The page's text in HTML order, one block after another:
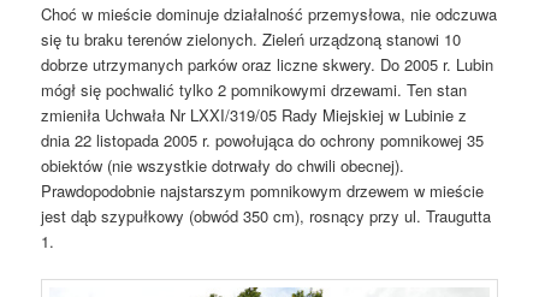
Choć w mieście dominuje działalność przemysłowa, nie odczuwa
się tu braku terenów zielonych. Zieleń urządzoną stanowi 10
dobrze utrzymanych parków oraz liczne skwery. Do 2005 r. Lubin
mógł się pochwalić tylko 2 pomnikowymi drzewami. Ten stan
zmieniła Uchwała Nr LXXI/319/05 Rady Miejskiej w Lubinie z
dnia 22 listopada 2005 r. powołująca do ochrony pomnikowej 35
obiektów (nie wszystkie dotrwały do chwili obecnej).
Prawdopodobnie najstarszym pomnikowym drzewem w mieście
jest dąb szypułkowy (obwód 350 cm), rosnący przy ul. Traugutta
1.